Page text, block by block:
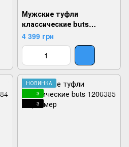
Мужские туфли
классические buts
1200383, Черный, 40,
2924180834102
4 399 грн
НОВИНКА
3
3